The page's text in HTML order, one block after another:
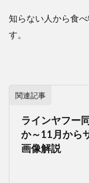
知らない人から食
す。
関連記事
ラインヤフー
か～11月から
画像解説